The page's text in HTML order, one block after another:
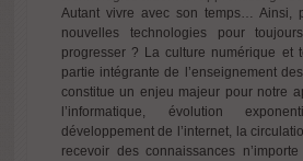
Autant vivre avec son temps… Ainsi,
nouvelles technologies pour
progresser ? La culture numérique et
partie intégrante de l’enseignement
constitue un enjeu majeur pour notre
l’informatique, évolution
développement de l’internet, la
recevoir des connaissances